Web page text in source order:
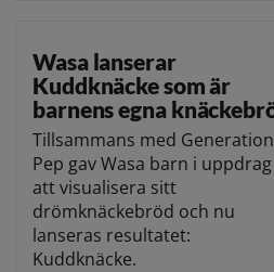
Wasa lanserar
Kuddknäcke som är
barnens egna
Tillsammans med Generation
Pep gav Wasa barn i uppdrag
att visualisera sitt
drömknäckebröd och nu
lanseras resultatet:
Kuddknäcke.